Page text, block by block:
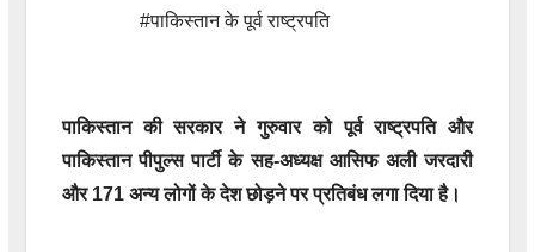
#पाकिस्तान के पूर्व राष्ट्रपति
पाकिस्तान की सरकार ने गुरुवार को पूर्व राष्ट्रपति और
पाकिस्तान पीपुल्स पार्टी के सह-अध्यक्ष आसिफ अली जरदारी
और 171 अन्य लोगों के देश छोड़ने पर प्रतिबंध लगा दिया है।